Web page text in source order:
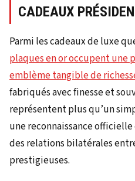
CADEAUX
Parmi les cadeaux de luxe
plaques en or occupent une
emblème tangible de
fabriqués avec finesse et
représentent plus qu’un
une reconnaissance
des relations bilatérales
prestigieuses.